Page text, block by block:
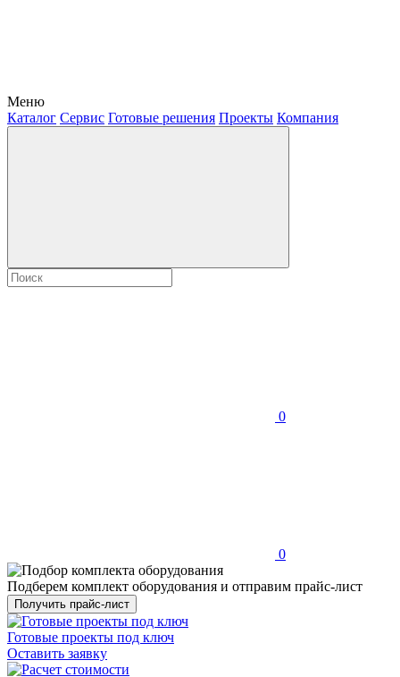
Меню
Каталог Сервис Готовые решения Проекты Компания
0
0
Подберем комплект оборудования и отправим прайс-лист
Получить прайс-лист
Готовые проекты под ключ
Оставить заявку